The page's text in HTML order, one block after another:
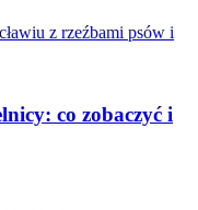
co zobaczyć i